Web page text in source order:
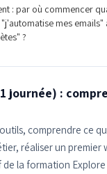
: par où commencer
mes emails"
?
journée) :
comprendre ce
réaliser un premier
la formation